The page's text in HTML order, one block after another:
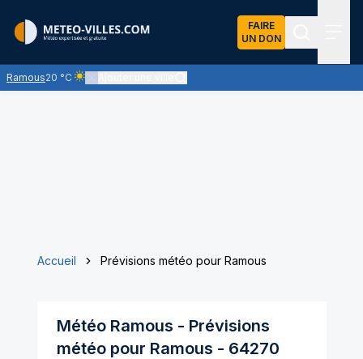
FAIRE
UN DON
Ramous20 °C
Ciel clair - quasiment pas de nuages et un soleil omniprésent
Accueil Prévisions météo pour Ramous
Météo Ramous - Prévisions
météo pour Ramous - 64270